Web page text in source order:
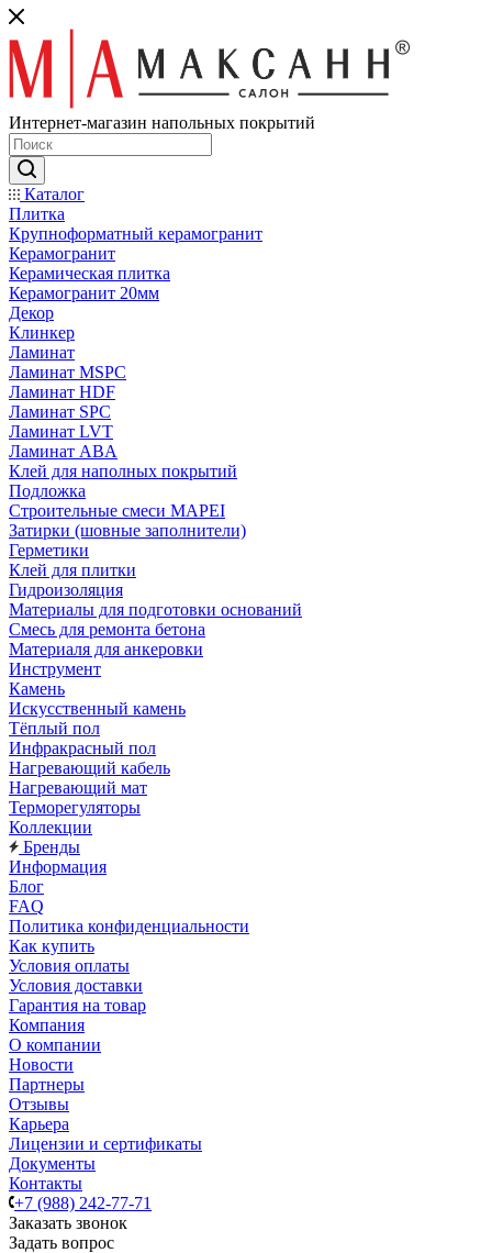
Интернет-магазин напольных покрытий
Каталог
Плитка
Крупноформатный керамогранит
Керамогранит
Керамическая плитка
Керамогранит 20мм
Декор
Клинкер
Ламинат
Ламинат MSPC
Ламинат HDF
Ламинат SPC
Ламинат LVT
Ламинат ABA
Клей для наполных покрытий
Подложка
Строительные смеси MAPEI
Затирки (шовные заполнители)
Герметики
Клей для плитки
Гидроизоляция
Материалы для подготовки оснований
Смесь для ремонта бетона
Материаля для анкеровки
Инструмент
Камень
Искусственный камень
Тёплый пол
Инфракрасный пол
Нагревающий кабель
Нагревающий мат
Терморегуляторы
Коллекции
Бренды
Информация
Блог
FAQ
Политика конфиденциальности
Как купить
Условия оплаты
Условия доставки
Гарантия на товар
Компания
О компании
Новости
Партнеры
Отзывы
Карьера
Лицензии и сертификаты
Документы
Контакты
+7 (988) 242-77-71
Заказать звонок
Задать вопрос